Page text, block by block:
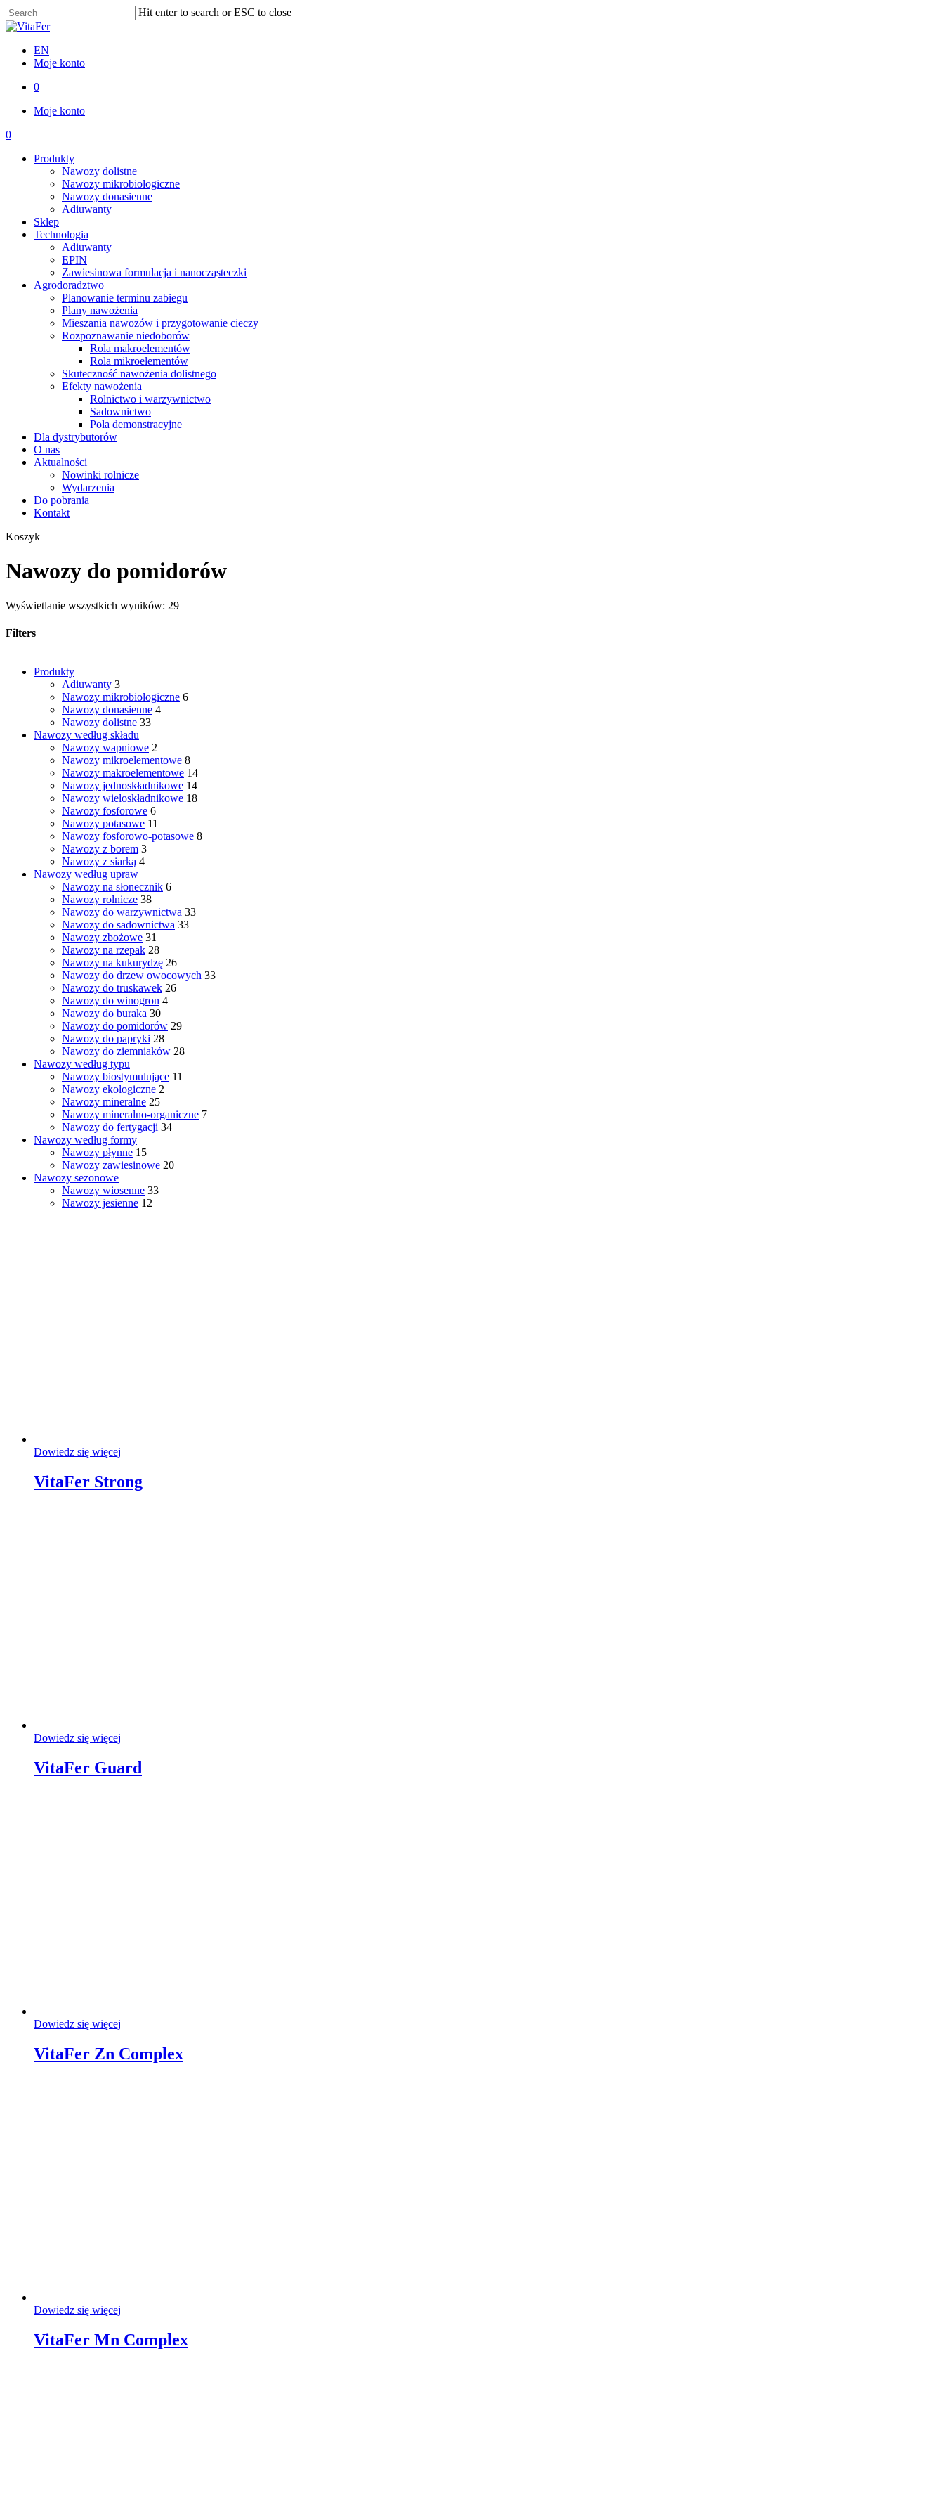
Skip
to
content
Hit enter to search or ESC to close
Close
EN
Moje konto
0
Menu
Moje konto
0
Produkty
Nawozy dolistne
Nawozy mikrobiologiczne
Nawozy donasienne
Adiuwanty
Sklep
Technologia
Adiuwanty
EPIN
Zawiesinowa formulacja i nanocząsteczki
Agrodoradztwo
Planowanie terminu zabiegu
Plany nawożenia
Mieszania nawozów i przygotowanie cieczy
Rozpoznawanie niedoborów
Rola makroelementów
Rola mikroelementów
Skuteczność nawożenia dolistnego
Efekty nawożenia
Rolnictwo i warzywnictwo
Sadownictwo
Pola demonstracyjne
Dla dystrybutorów
O nas
Aktualności
Nowinki rolnicze
Wydarzenia
Do pobrania
Kontakt
KoszykZamknij
Nawozy do pomidorów
Wyświetlanie wszystkich wyników: 29Posortowane
Filters
Filters
Nawozy według typu
Nawozy do fertygacji 34
Nawozy ekologiczne 2
Nawozy mineralne 25
Nawozy mineralno-organiczne 7
Nawozy biostymulujące 11
Nawozy według upraw
Nawozy do papryki 28
Nawozy do ziemniaków 28
Nawozy do sadownictwa 33
Nawozy rolnicze 38
Nawozy do drzew owocowych 33
Nawozy zbożowe 31
Nawozy do winogron 4
Nawozy na rzepak 28
Nawozy do truskawek 26
Nawozy na kukurydzę 26
Nawozy na słonecznik 6
Nawozy do warzywnictwa 33
Nawozy do buraka 30
Nawozy do pomidorów 29
Nawozy według składu
Nawozy fosforowo-potasowe 8
Nawozy jednoskładnikowe 14
Nawozy wapniowe 2
Nawozy z borem 3
Nawozy z siarką 4
Nawozy mikroelementowe 8
Nawozy makroelementowe 14
Nawozy wieloskładnikowe 18
Nawozy fosforowe 6
Nawozy potasowe 11
Nawozy według formy
Nawozy płynne 15
Nawozy zawiesinowe 20
Nawozy sezonowe
Nawozy jesienne 12
Nawozy wiosenne 33
Produkty
Nawozy donasienne 4
Adiuwanty 3
Nawozy mikrobiologiczne 6
Nawozy dolistne 33
Dowiedz się więcej
VitaFer Strong
Dowiedz się więcej
VitaFer Guard
Dowiedz się więcej
VitaFer Zn Complex
Dowiedz się więcej
VitaFer Mn Complex